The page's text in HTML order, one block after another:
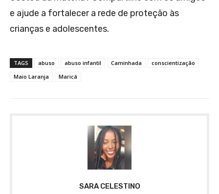
e ajude a fortalecer a rede de proteção às
crianças e adolescentes.
TAGS abuso abuso infantil Caminhada
conscientização
Maio Laranja
Maricá
SARA CELESTINO